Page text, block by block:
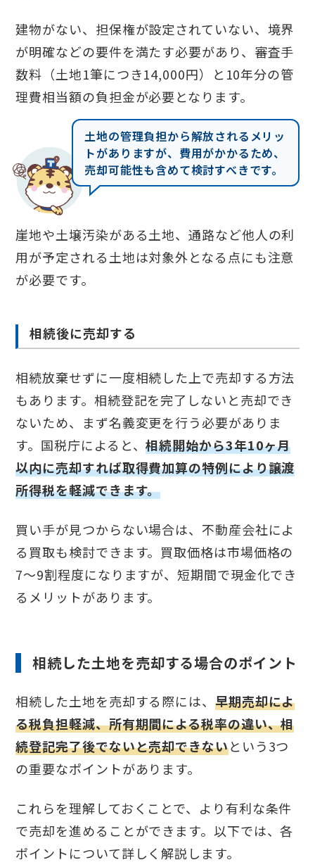
建物がない、担保権が設定されていない、境界
が明確などの要件を満たす必要があり、審査手
数料（土地1筆につき14,000円）と10年分の管
理費相当額の負担金が必要となります。
土地の管理負担から解放されるメリッ
トがありますが、費用がかかるため、
売却可能性も含めて検討すべきです。
崖地や土壌汚染がある土地、通路など他人の利
用が予定される土地は対象外となる点にも注意
が必要です。
相続後に売却する
相続放棄せずに一度相続した上で売却する方法
もあります。相続登記を完了しないと売却でき
ないため、まず名義変更を行う必要がありま
す。国税庁によると、相続開始から3年10ヶ月
以内に売却すれば取得費加算の特例により譲渡
所得税を軽減できます。
買い手が見つからない場合は、不動産会社によ
る買取も検討できます。買取価格は市場価格の
7〜9割程度になりますが、短期間で現金化でき
るメリットがあります。
相続した土地を売却する場合のポイント
相続した土地を売却する際には、 早期売却によ
る税負担軽減、所有期間による税率の違い、相
続登記完了後でないと売却できないという3つ
の重要なポイントがあります。
これらを理解しておくことで、より有利な条件
で売却を進めることができます。以下では、各
ポイントについて詳しく解説します。